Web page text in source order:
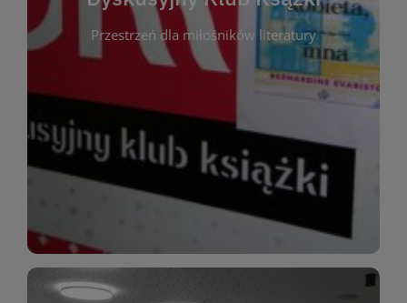
Przestrzeń dla miłośników literatury
Dyskusyjny Klub Ksążki
Dyskusyjny Klub Książki to przestrzeń dla
miłośników literatury, którzy lubią dzielić się
opiniami i emocjami po lekturze. Spotykamy się
regularnie, by rozmawiać o wybranych tytułach z
różnych gatunków literackich. Każde spotkanie to
okazja do inspirującej dyskusji, wymiany